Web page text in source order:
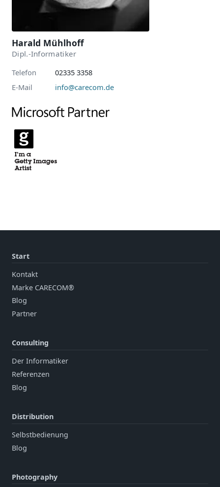
Harald Mühlhoff
Dipl.-Informatiker
Telefon
02335 3358
E-Mail
info@carecom.de
Start
Kontakt
Marke CARECOM®
Blog
Partner
Consulting
Der Informatiker
Referenzen
Blog
Distribution
Selbstbedienung
Blog
Photography